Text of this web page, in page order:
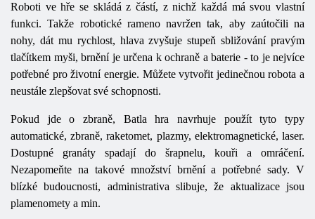
Roboti ve hře se skládá z částí, z nichž každá má svou vlastní
funkci. Takže robotické rameno navržen tak, aby zaútočili na
nohy, dát mu rychlost, hlava zvyšuje stupeň sbližování pravým
tlačítkem myši, brnění je určena k ochraně a baterie - to je nejvíce
potřebné pro životní energie. Můžete vytvořit jedinečnou robota a
neustále zlepšovat své schopnosti.
Pokud jde o zbraně, Batla hra navrhuje použít tyto typy
automatické, zbraně, raketomet, plazmy, elektromagnetické, laser.
Dostupné granáty spadají do šrapnelu, kouři a omráčení.
Nezapomeňte na takové množství brnění a potřebné sady. V
blízké budoucnosti, administrativa slibuje, že aktualizace jsou
plamenomety a min.